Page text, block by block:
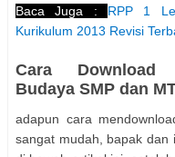
Baca Juga : RPP 1
Kurikulum 2013 Revisi
Cara
Budaya SMP dan
adapun cara
sangat mudah, bapak dan